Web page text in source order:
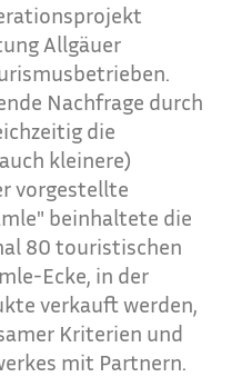
Allgäuer
Nachfrage durch
die
kleinere)
vorgestellte
beinhaltete die
80 touristischen
Ecke, in der
verkauft werden,
Kriterien und
mit Partnern.